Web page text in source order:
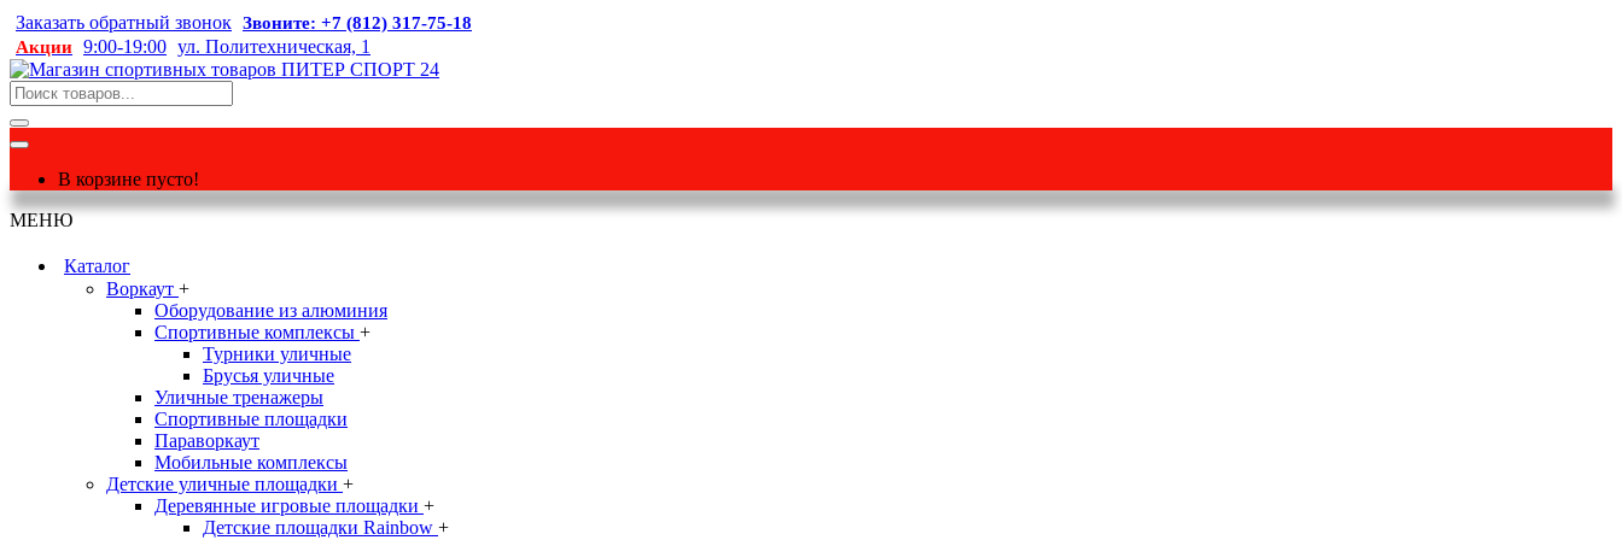
Заказать обратный звонок Звоните: +7 (812) 317-75-18
Акции 9:00-19:00 ул. Политехническая, 1
В корзине пусто!
МЕНЮ
Каталог
Воркаут +
Оборудование из алюминия
Спортивные комплексы +
Турники уличные
Брусья уличные
Уличные тренажеры
Спортивные площадки
Параворкаут
Мобильные комплексы
Детские уличные площадки +
Деревянные игровые площадки +
Детские площадки Rainbow +